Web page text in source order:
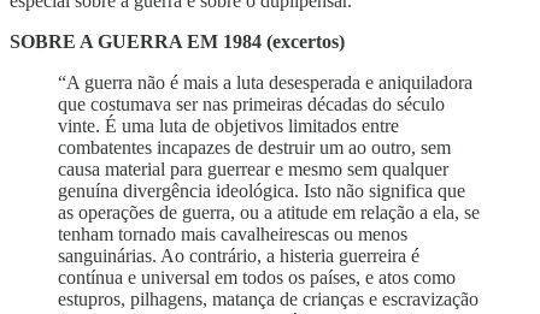
SOBRE A GUERRA EM 1984 (excertos)
“A guerra não é mais a luta desesperada e aniquiladora
que costumava ser nas primeiras décadas do século
vinte. É uma luta de objetivos limitados entre
combatentes incapazes de destruir um ao outro, sem
causa material para guerrear e mesmo sem qualquer
genuína divergência ideológica. Isto não significa que
as operações de guerra, ou a atitude em relação a ela, se
tenham tornado mais cavalheirescas ou menos
sanguinárias. Ao contrário, a histeria guerreira é
contínua e universal em todos os países, e atos como
estupros, pilhagens, matança de crianças e escravização